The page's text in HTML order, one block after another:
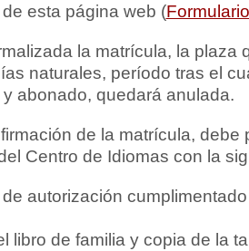
esta página web (
la matrícula, la plaza
naturales, período tras el
abonado, quedará anulada.
de la matrícula, debe
Centro de Idiomas con la
autorización
libro de familia y copia de la